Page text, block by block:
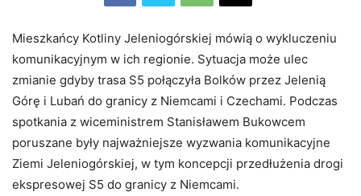
Mieszkańcy Kotliny Jeleniogórskiej mówią o wykluczeniu
komunikacyjnym w ich regionie. Sytuacja może ulec
zmianie gdyby trasa S5 połączyła Bolków przez Jelenią
Górę i Lubań do granicy z Niemcami i Czechami. Podczas
spotkania z wiceministrem Stanisławem Bukowcem
poruszane były najważniejsze wyzwania komunikacyjne
Ziemi Jeleniogórskiej, w tym koncepcji przedłużenia drogi
ekspresowej S5 do granicy z Niemcami.